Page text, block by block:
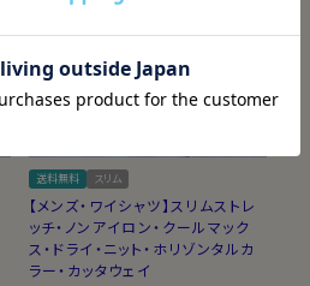
送料無料 スリム
【メンズ・ワイシャツ】スリムストレ
ッチ・ノンアイロン・クールマック
ス・ドライ・ニット・ホリゾンタルカ
ラー・カッタウェイ